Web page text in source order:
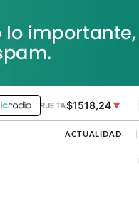
DÓLAR TARJETA$1518,24▼
ACTUALIDAD